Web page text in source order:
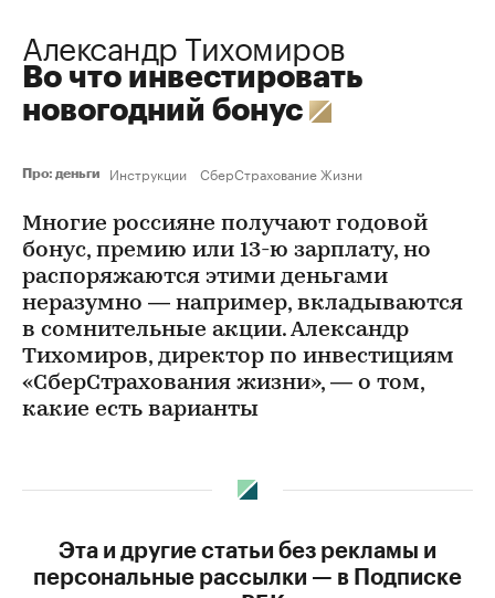
Александр Тихомиров
Во что инвестировать
новогодний бонус
Про: деньги Инструкции СберСтрахование Жизни
Многие россияне получают годовой
бонус, премию или 13-ю зарплату, но
распоряжаются этими деньгами
неразумно — например, вкладываются
в сомнительные акции. Александр
Тихомиров, директор по инвестициям
«СберСтрахования жизни», — о том,
какие есть варианты
Эта и другие статьи без рекламы и
персональные рассылки — в Подписке